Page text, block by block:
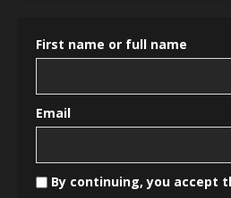
First name or full name
Email
By continuing, you accept